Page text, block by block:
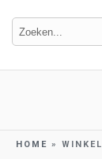
HOME » WINKEL